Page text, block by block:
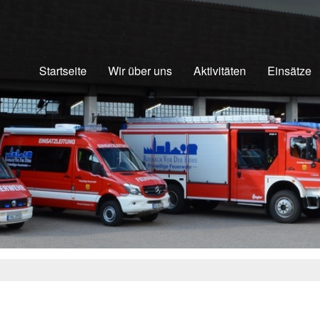
Startseite Wir über uns Aktivitäten Einsätze